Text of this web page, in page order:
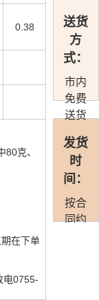
0.38
克、
在下单
电0755-
送货
方
式：
市内
免费
送货
发货
时
间：
按合
同约